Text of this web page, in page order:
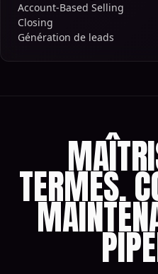
Account-Based Selling
Closing
Génération de leads
TERMES.